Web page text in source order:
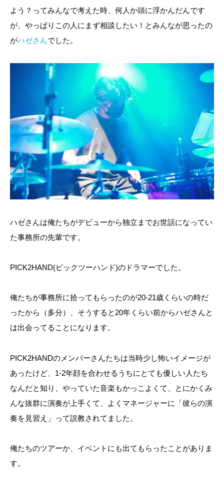
よう？ってみんなで考えた時、何人か頭に浮かんだんです
が、やっぱりこの人にまず相談したい！とみんなが思ったの
がハゼさんでした。
ハゼさんは俺たちがデビューから独立までお世話になってい
た事務所の先輩です。
PICK2HAND(ピックツーハンド)のドラマーでした。
俺たちが事務所に拾ってもらったのが20-21歳くらいの時だ
ったから（多分）、そうすると20年くらい前からハゼさんと
は出会ってることになります。
PICK2HANDのメンバーさんたちは当時少し怖いイメージが
あったけど、1-2年顔を合わせるうちにとても優しい人たち
なんだと知り、やっていた音楽もかっこよくて、とにかくみ
んな抜群に演奏が上手くて、よくマネージャーに「彼らの演
奏を見習え」って説教されてました。
俺たちのツアーか、イベントにも出てもらったことがありま
す。